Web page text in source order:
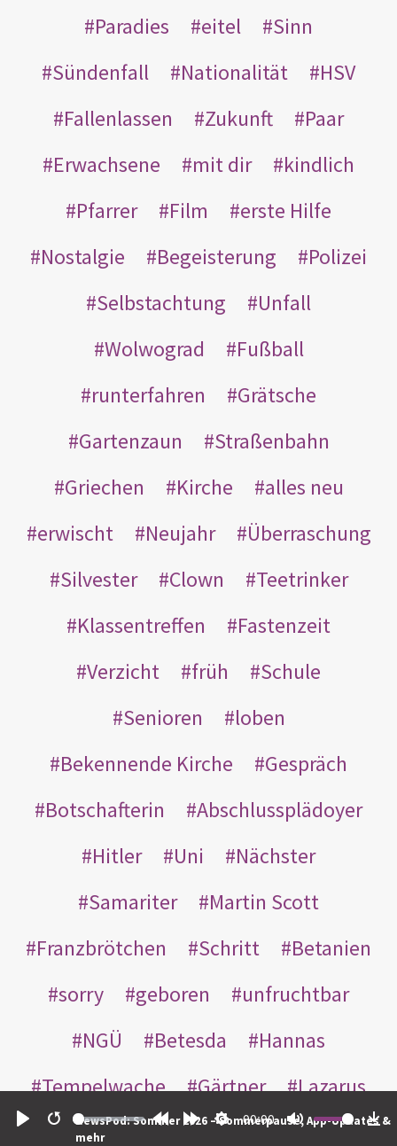
Restart
00:00
NewsPod: Sommer 2026 – Sommerpause, App-Updates &
mehr
Paradies
eitel
Sinn
Sündenfall
Nationalität
HSV
Fallenlassen
Zukunft
Paar
Erwachsene
mit dir
kindlich
Pfarrer
Film
erste Hilfe
Nostalgie
Begeisterung
Polizei
Selbstachtung
Unfall
Wolwograd
Fußball
runterfahren
Grätsche
Gartenzaun
Straßenbahn
Griechen
Kirche
alles neu
erwischt
Neujahr
Überraschung
Silvester
Clown
Teetrinker
Klassentreffen
Fastenzeit
Verzicht
früh
Schule
Senioren
loben
Bekennende Kirche
Gespräch
Botschafterin
Abschlussplädoyer
Hitler
Uni
Nächster
Samariter
Martin Scott
Franzbrötchen
Schritt
Betanien
sorry
geboren
unfruchtbar
NGÜ
Betesda
Hannas
Tempelwache
Gärtner
Lazarus
Gottes
Bote Nikodemus